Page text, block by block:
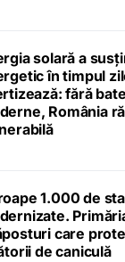
solară a
în timpul
fără
România
1.000 de
care
de caniculă